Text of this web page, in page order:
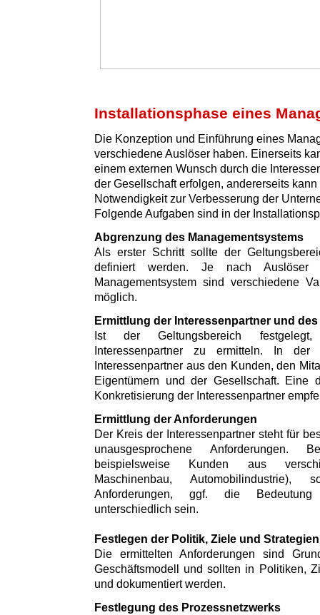
Installationsphase eines
Die Konzeption und Einführung eines
verschiedene Auslöser haben. Einerseits
einem externen Wunsch durch die
der Gesellschaft erfolgen, andererseits
Notwendigkeit zur Verbesserung der
Folgende Aufgaben sind in der
Abgrenzung des Managementsystems
Als erster Schritt sollte der
definiert werden. Je nach
Managementsystem sind verschiedene
möglich.
Ermittlung der Interessenpartner und
Ist der Geltungsbereich
Interessenpartner zu ermitteln. In
Interessenpartner aus den Kunden, den
Eigentümern und der Gesellschaft. Eine
Konkretisierung der Interessenpartner
Ermittlung der Anforderungen
Der Kreis der Interessenpartner steht für
unausgesprochene Anforderungen.
beispielsweise Kunden aus
Maschinenbau,
Anforderungen, ggf. die Bedeutung
unterschiedlich sein.
Festlegen der Politik, Ziele und Strategien
Die ermittelten Anforderungen sind
Geschäftsmodell und sollten in Politiken,
und dokumentiert werden.
Festlegung des Prozessnetzwerks